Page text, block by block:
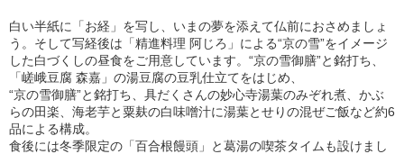
白い半紙に「お経」を写し、いまの夢を添えて仏前におさめましょ
う。そして写経後は「精進料理 阿じろ」による“京の雪”をイメージ
した白づくしの昼食をご用意しています。“京の雪御膳”と銘打ち、
「嵯峨豆腐 森嘉」の湯豆腐の豆乳仕立てをはじめ、
“京の雪御膳”と銘打ち、具だくさんの妙心寺湯葉のみぞれ煮、かぶ
らの田楽、海老芋と粟麸の白味噌汁に湯葉とせりの混ぜご飯など約6
品による構成。
食後には冬季限定の「百合根饅頭」と葛湯の喫茶タイムも設けまし